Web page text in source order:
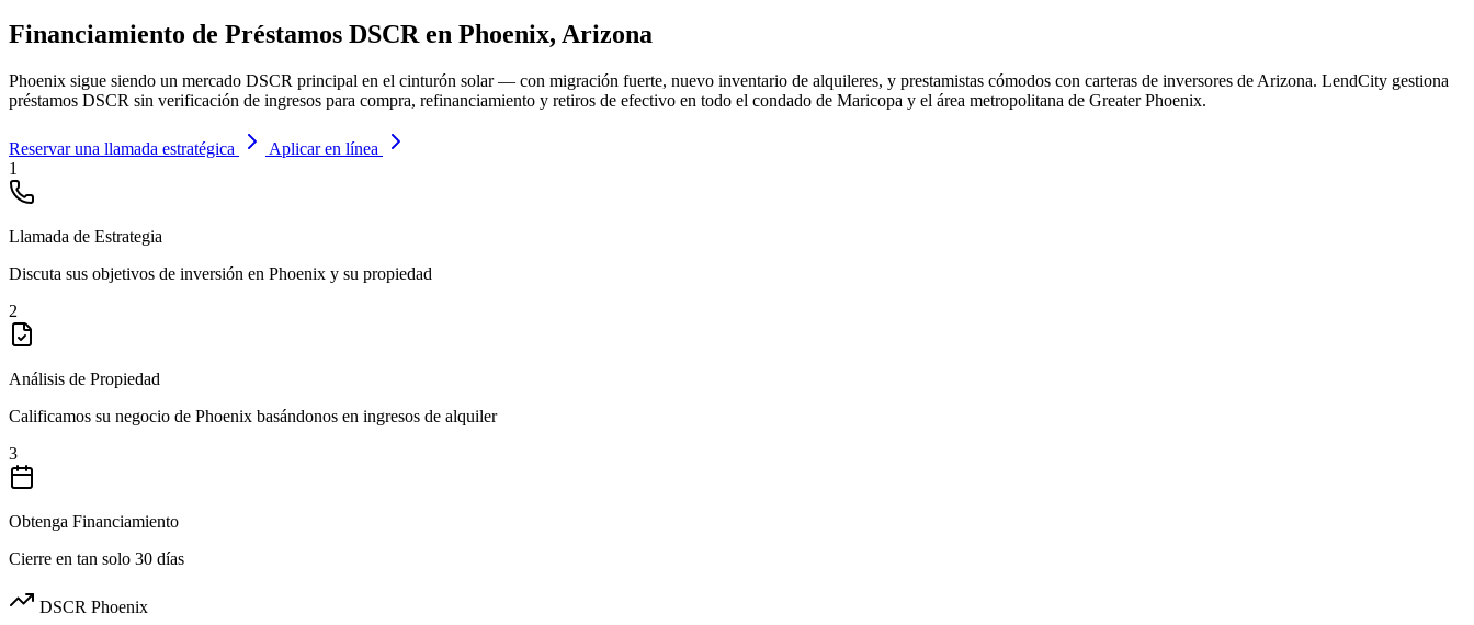
Financiamiento de Préstamos DSCR en Phoenix, Arizona
Phoenix sigue siendo un mercado DSCR principal en el cinturón solar — con migración fuerte, nuevo inventario de alquileres, y prestamistas cómodos con carteras de inversores de Arizona. LendCity gestiona
préstamos DSCR sin verificación de ingresos para compra, refinanciamiento y retiros de efectivo en todo el condado de Maricopa y el área metropolitana de Greater Phoenix.
Reservar una llamada estratégica
Aplicar en línea
1
Llamada de Estrategia
Discuta sus objetivos de inversión en Phoenix y su propiedad
2
Análisis de Propiedad
Calificamos su negocio de Phoenix basándonos en ingresos de alquiler
3
Obtenga Financiamiento
Cierre en tan solo 30 días
DSCR Phoenix